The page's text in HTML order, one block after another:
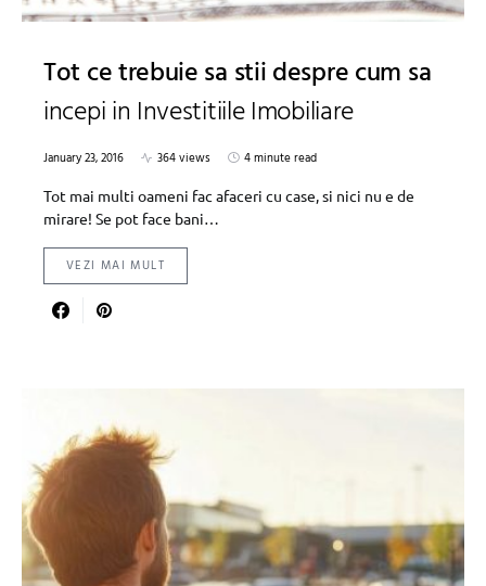
Tot ce trebuie sa stii despre cum sa
incepi in Investitiile Imobiliare
January 23, 2016 364 views
4 minute read
Tot mai multi oameni fac afaceri cu case, si nici nu e de
mirare! Se pot face bani…
VEZI MAI MULT